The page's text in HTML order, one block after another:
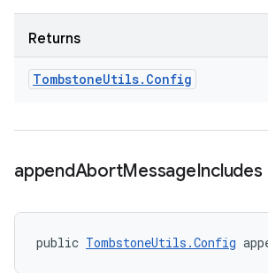
Returns
TombstoneUtils. Config
appendAbortMessageIncludes
public TombstoneUtils.Config